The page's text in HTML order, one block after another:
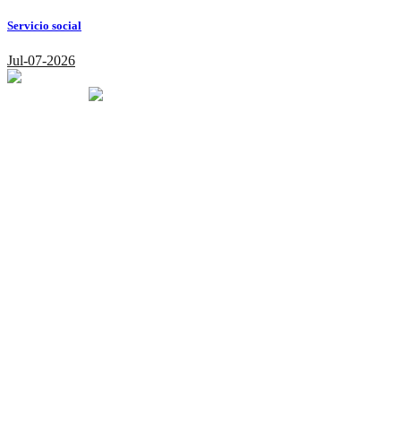
Servicio social
Jul-07-2026